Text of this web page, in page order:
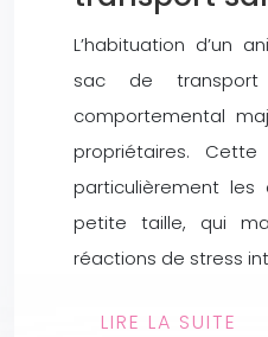
L’habituation d’un
sac de
comportemental
propriétaires.
particulièrement
petite taille, qui
réactions de stress
LIRE LA SUITE